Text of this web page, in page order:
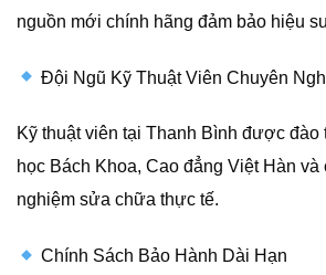
nguồn mới chính hãng đảm bảo hiệu
Đội Ngũ Kỹ Thuật Viên Chuyên
Kỹ thuật viên tại Thanh Bình được
học Bách Khoa, Cao đẳng Việt Hàn và
nghiệm sửa chữa thực tế.
Chính Sách Bảo Hành Dài Hạn